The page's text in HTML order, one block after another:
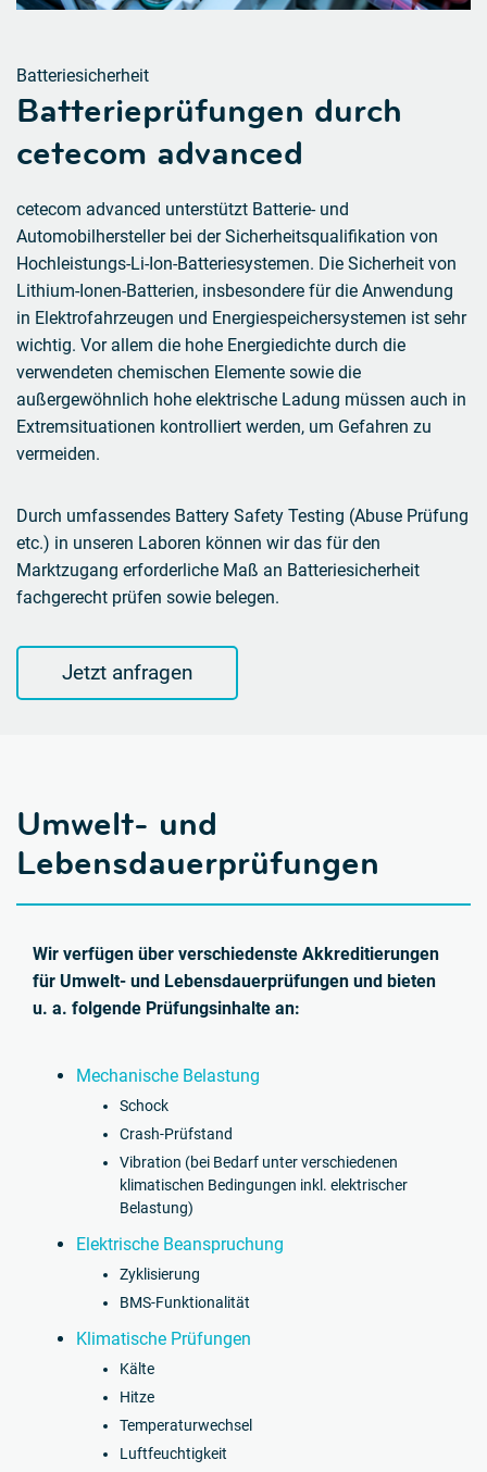
Batteriesicherheit
Batterieprüfungen durch
cetecom advanced
cetecom advanced unterstützt Batterie- und
Automobilhersteller bei der Sicherheitsqualifikation von
Hochleistungs-Li-Ion-Batteriesystemen. Die Sicherheit von
Lithium-Ionen-Batterien, insbesondere für die Anwendung
in Elektrofahrzeugen und Energiespeichersystemen ist sehr
wichtig. Vor allem die hohe Energiedichte durch die
verwendeten chemischen Elemente sowie die
außergewöhnlich hohe elektrische Ladung müssen auch in
Extremsituationen kontrolliert werden, um Gefahren zu
vermeiden.
Durch umfassendes Battery Safety Testing (Abuse Prüfung
etc.) in unseren Laboren können wir das für den
Marktzugang erforderliche Maß an Batteriesicherheit
fachgerecht prüfen sowie belegen.
Jetzt anfragen
Umwelt- und
Lebensdauerprüfungen
Wir verfügen über verschiedenste Akkreditierungen
für Umwelt- und Lebensdauerprüfungen und bieten
u. a. folgende Prüfungsinhalte an:
Mechanische Belastung
Schock
Crash-Prüfstand
Vibration (bei Bedarf unter verschiedenen
klimatischen Bedingungen inkl. elektrischer
Belastung)
Elektrische Beanspruchung
Zyklisierung
BMS-Funktionalität
Klimatische Prüfungen
Kälte
Hitze
Temperaturwechsel
Luftfeuchtigkeit